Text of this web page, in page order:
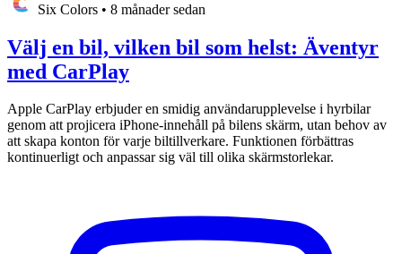
Six Colors • 8 månader sedan
Välj en bil, vilken bil som helst: Äventyr
med CarPlay
Apple CarPlay erbjuder en smidig användarupplevelse i hyrbilar
genom att projicera iPhone-innehåll på bilens skärm, utan behov av
att skapa konton för varje biltillverkare. Funktionen förbättras
kontinuerligt och anpassar sig väl till olika skärmstorlekar.